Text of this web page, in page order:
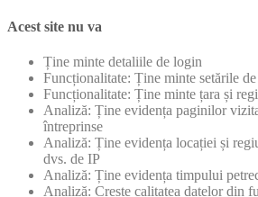
Acest site nu va
Ține minte detaliile de login
Funcționalitate: Ține minte setările
Funcționalitate: Ține minte țara și
Analiză: Ține evidența paginilor
întreprinse
Analiză: Ține evidența locației și
dvs. de IP
Analiză: Ține evidența timpului
Analiză: Crește calitatea datelor din